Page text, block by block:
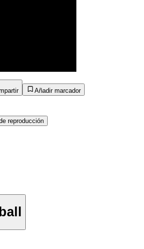
Añadir marcador
reproducción